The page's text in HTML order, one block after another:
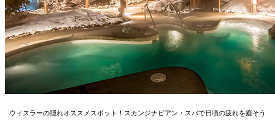
︎ウィスラーの隠れオススメスポット！スカンジナビアン・スパで日頃の疲れを癒そう